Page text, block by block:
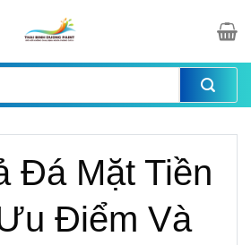
Đá Mặt Tiền
Điểm Và